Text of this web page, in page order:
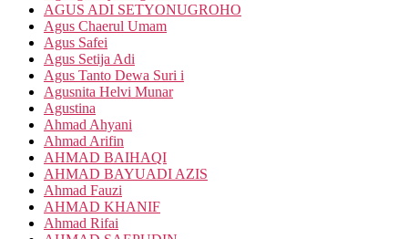
AGUS ADI SETYONUGROHO
Agus Chaerul Umam
Agus Safei
Agus Setija Adi
Agus Tanto Dewa Suri i
Agusnita Helvi Munar
Agustina
Ahmad Ahyani
Ahmad Arifin
AHMAD BAIHAQI
AHMAD BAYUADI AZIS
Ahmad Fauzi
AHMAD KHANIF
Ahmad Rifai